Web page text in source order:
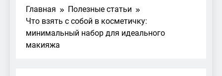
Главная
Полезные статьи
Что взять с собой в косметичку:
минимальный набор для идеального
макияжа